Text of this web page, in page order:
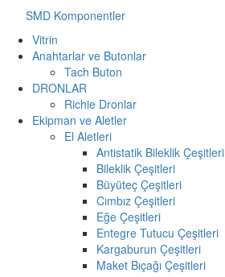
SMD Komponentler
Vitrin
Anahtarlar ve Butonlar
Tach Buton
DRONLAR
Richie Dronlar
Ekipman ve Aletler
El Aletleri
Antistatik Bileklik Çeşitleri
Bileklik Çeşitleri
Büyüteç Çeşitleri
Cımbız Çeşitleri
Eğe Çeşitleri
Entegre Tutucu Çeşitleri
Kargaburun Çeşitleri
Maket Bıçağı Çeşitleri